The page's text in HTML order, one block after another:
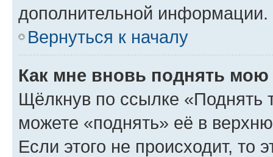
дополнительной информации.
Вернуться к началу
Как мне вновь поднять мою
Щёлкнув по ссылке «Поднять
можете «поднять» её в
Если этого не происходит, то